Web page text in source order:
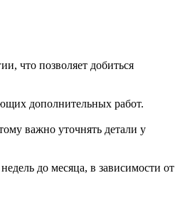
что позволяет добиться
дополнительных работ.
важно уточнять детали у
до месяца, в зависимости от